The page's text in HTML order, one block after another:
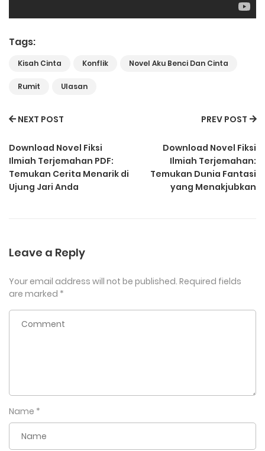
Tags:
Kisah Cinta Konflik Novel Aku Benci Dan Cinta
Rumit Ulasan
NEXT POST
Download Novel Fiksi
Ilmiah Terjemahan PDF:
Temukan Cerita Menarik di
Ujung Jari Anda
PREV POST
Download Novel Fiksi
Ilmiah Terjemahan:
Temukan Dunia Fantasi
yang Menakjubkan
Leave a Reply
Your email address will not be published. Required fields
are marked *
Name *